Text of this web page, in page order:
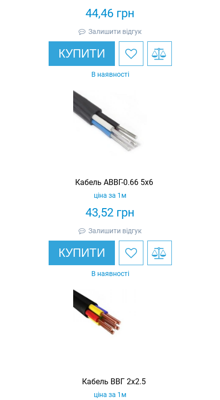
44,46 грн
Залишити відгук
КУПИТИ
В наявності
Кабель АВВГ-0.66 5х6
43,52 грн
ціна за 1м
Залишити відгук
КУПИТИ
В наявності
Кабель ВВГ 2х2.5
ціна за 1м